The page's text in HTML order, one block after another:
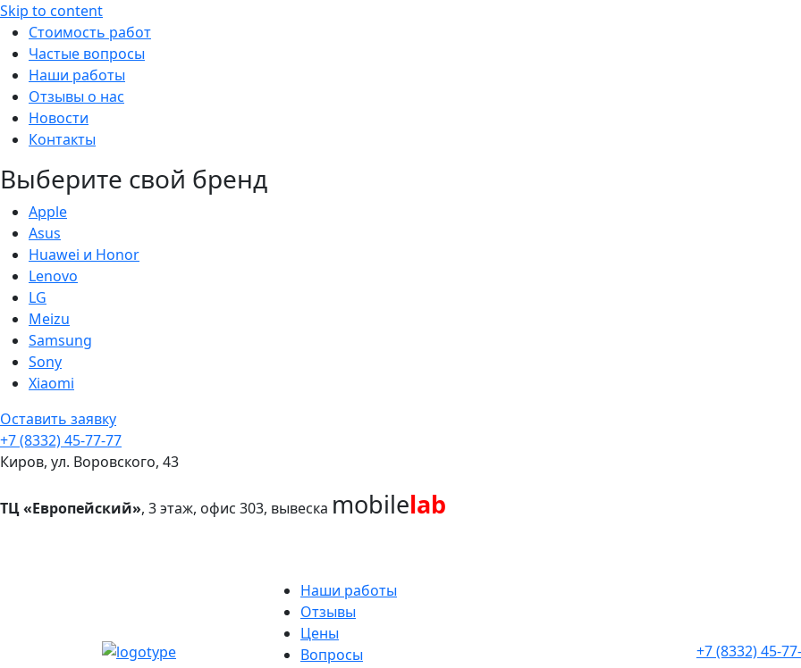
Skip to content
Стоимость работ
Частые вопросы
Наши работы
Отзывы о нас
Новости
Контакты
Выберите свой бренд
Apple
Asus
Huawei и Honor
Lenovo
LG
Meizu
Samsung
Sony
Xiaomi
Оставить заявку
+7 (8332) 45-77-77
Киров, ул. Воровского, 43
ТЦ «Европейский», 3 этаж, офис 303, вывеска mobilelab
Наши работы
Отзывы
Цены
Вопросы
+7 (8332) 45-